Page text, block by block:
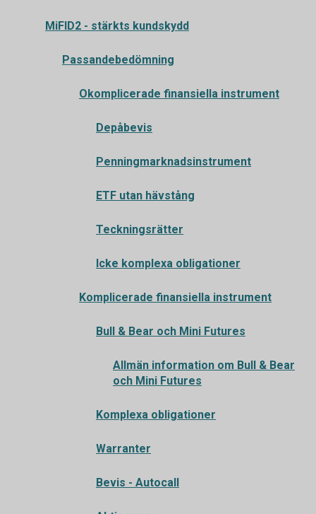
MiFID2 - stärkts kundskydd
Passandebedömning
Okomplicerade finansiella instrument
Depåbevis
Penningmarknadsinstrument
ETF utan hävstång
Teckningsrätter
Icke komplexa obligationer
Komplicerade finansiella instrument
Bull & Bear och Mini Futures
Allmän information om Bull & Bear
och Mini Futures
Komplexa obligationer
Warranter
Bevis - Autocall